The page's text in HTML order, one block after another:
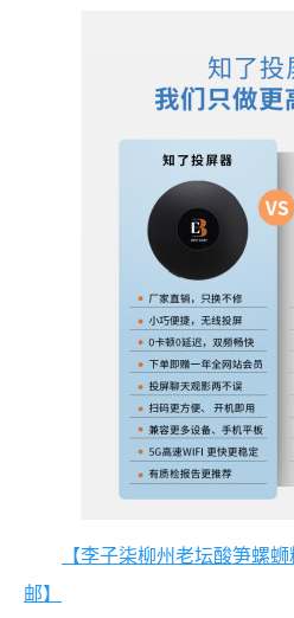
【李子柒柳州老坛酸笋螺
邮】